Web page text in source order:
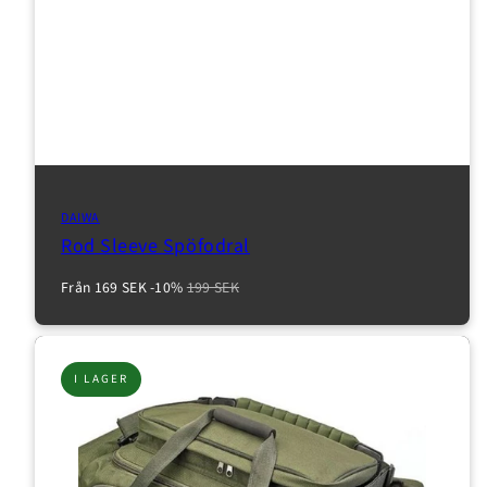
DAIWA
Rod Sleeve Spöfodral
Reapris
Från 169 SEK-10%Normalpris
199 SEK
I LAGER